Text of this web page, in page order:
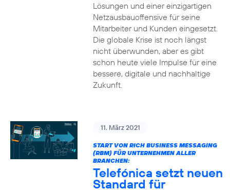
Lösungen und einer einzigartigen
Netzausbauoffensive für seine
Mitarbeiter und Kunden eingesetzt.
Die globale Krise ist noch längst
nicht überwunden, aber es gibt
schon heute viele Impulse für eine
bessere, digitale und nachhaltige
Zukunft.
11. März 2021
START VON RICH BUSINESS MESSAGING
(RBM) FÜR UNTERNEHMEN ALLER
BRANCHEN:
Telefónica setzt neuen
Standard für